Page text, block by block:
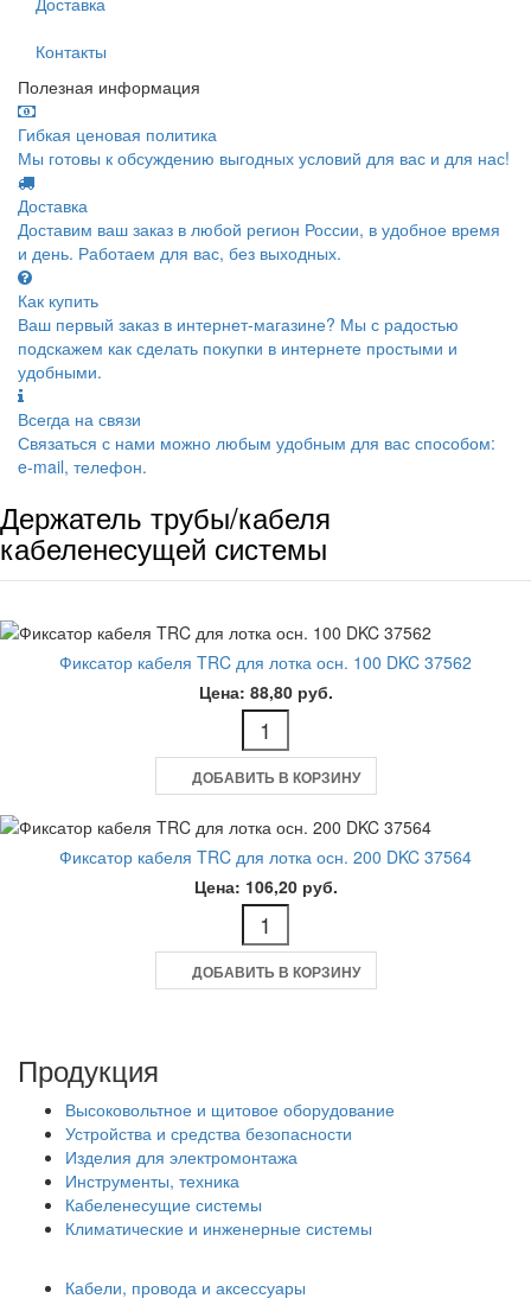
Контакты
Полезная информация
Гибкая ценовая политика
Мы готовы к обсуждению выгодных условий для вас и для нас!
Доставка
Доставим ваш заказ в любой регион России, в удобное время
и день. Работаем для вас, без выходных.
Как купить
Ваш первый заказ в интернет-магазине? Мы с радостью
подскажем как сделать покупки в интернете простыми и
удобными.
Всегда на связи
Связаться с нами можно любым удобным для вас способом:
e-mail, телефон.
Держатель трубы/кабеля
кабеленесущей системы
Фиксатор кабеля TRC для лотка осн. 100 DKC 37562
Цена: 88,80 руб.
ДОБАВИТЬ В КОРЗИНУ
Фиксатор кабеля TRC для лотка осн. 200 DKC 37564
Цена: 106,20 руб.
ДОБАВИТЬ В КОРЗИНУ
Продукция
Высоковольтное и щитовое оборудование
Устройства и средства безопасности
Изделия для электромонтажа
Инструменты, техника
Кабеленесущие системы
Климатические и инженерные системы
Кабели, провода и аксессуары